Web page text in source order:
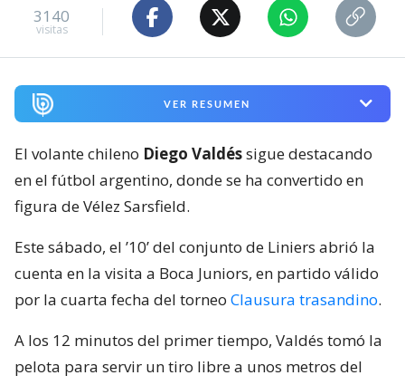
3140
visitas
VER RESUMEN
El volante chileno Diego Valdéssigue destacando
en el fútbol argentino, donde se ha convertido en
figura de Vélez Sarsfield.
Este sábado, el ’10’ del conjunto de Liniers abrió la
cuenta en la visita a Boca Juniors, en partido válido
por la cuarta fecha del torneo Clausura trasandino.
A los 12 minutos del primer tiempo, Valdés tomó la
pelota para servir un tiro libre a unos metros del